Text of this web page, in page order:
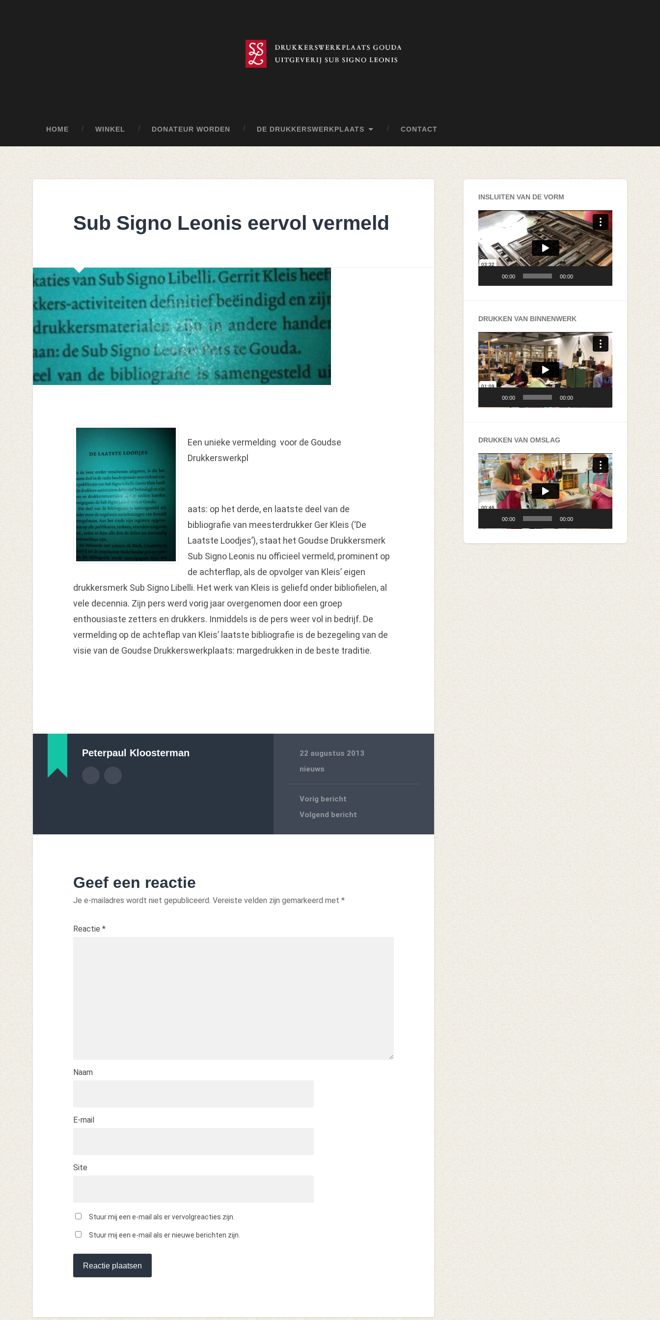
HOME WINKEL DONATEUR WORDEN DE DRUKKERSWERKPLAATS CONTACT
Sub Signo Leonis eervol vermeld
Een unieke vermelding voor de Goudse
Drukkerswerkpl
aats: op het derde, en laatste deel van de
bibliografie van meesterdrukker Ger Kleis (‘De
Laatste Loodjes’), staat het Goudse Drukkersmerk
Sub Signo Leonis nu officieel vermeld, prominent op
de achterflap, als de opvolger van Kleis’ eigen
drukkersmerk Sub Signo Libelli. Het werk van Kleis is geliefd onder bibliofielen, al
vele decennia. Zijn pers werd vorig jaar overgenomen door een groep
enthousiaste zetters en drukkers. Inmiddels is de pers weer vol in bedrijf. De
vermelding op de achteflap van Kleis’ laatste bibliografie is de bezegeling van de
visie van de Goudse Drukkerswerkplaats: margedrukken in de beste traditie.
Peterpaul Kloosterman
22 augustus 2013
nieuws
Vorig bericht
Volgend bericht
Geef een reactie
Je e-mailadres wordt niet gepubliceerd. Vereiste velden zijn gemarkeerd met *
Reactie *
Naam
E-mail
Site
Stuur mij een e-mail als er vervolgreacties zijn.
Stuur mij een e-mail als er nieuwe berichten zijn.
INSLUITEN VAN DE VORM
Videospeler
00:00 00:00
DRUKKEN VAN BINNENWERK
Videospeler
00:00 00:00
DRUKKEN VAN OMSLAG
Videospeler
00:00 00:00